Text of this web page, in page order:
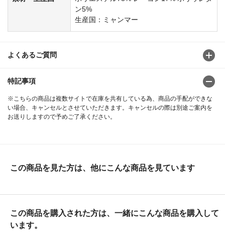
ン5%
生産国：ミャンマー
よくあるご質問
特記事項
※こちらの商品は複数サイトで在庫を共有している為、商品の手配ができな
い場合、キャンセルとさせていただきます。キャンセルの際は別途ご案内を
お送りしますので予めご了承ください。
この商品を見た方は、他にこんな商品を見ています
この商品を購入された方は、一緒にこんな商品を購入して
います。